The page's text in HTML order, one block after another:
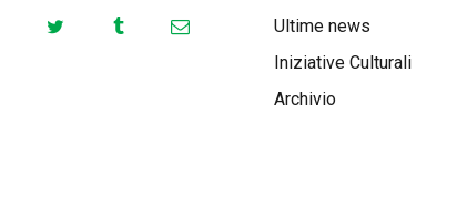
Ultime news
Iniziative Culturali
Archivio